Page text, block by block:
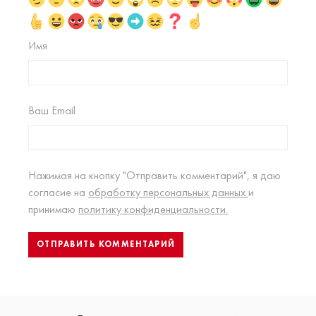
Имя
Ваш Email
Нажимая на кнопку "Отправить комментарий", я даю
согласие на обработку персональных данных и
принимаю политику конфиденциальности.